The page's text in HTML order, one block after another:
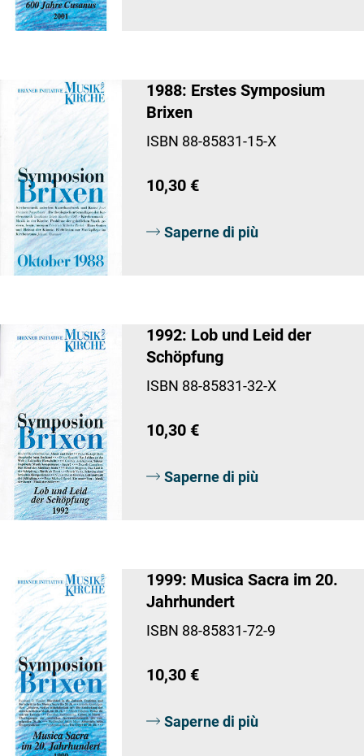
1988: Erstes Symposium
Brixen
ISBN 88-85831-15-X
10,30 €
Saperne di più
1992: Lob und Leid der
Schöpfung
ISBN 88-85831-32-X
10,30 €
Saperne di più
1999: Musica Sacra im 20.
Jahrhundert
ISBN 88-85831-72-9
10,30 €
Saperne di più